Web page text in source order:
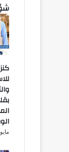
مايو 17, 2026